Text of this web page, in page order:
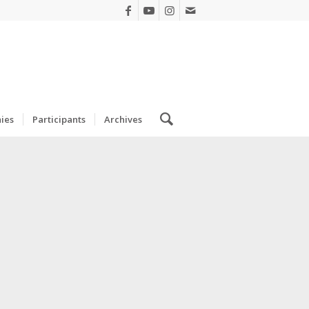
Participants Archives